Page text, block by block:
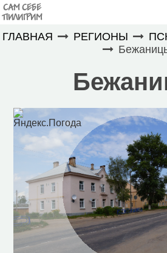
САМ СЕБЕ
ПИЛИГРИМ
ГЛАВНАЯ РЕГИОНЫ